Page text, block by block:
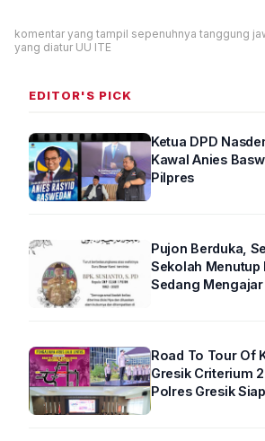
komentar yang tampil sepenuhnya tanggung
yang diatur UU ITE
EDITOR'S PICK
Ketua DPD
Kawal Anies
Pilpres
Pujon Berduka, Seorang Kepala
Sekolah Menutup
Sedang Mengajar
Road To Tour Of
Gresik Criterium
Polres Gresik